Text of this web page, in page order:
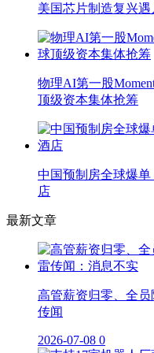
美国芯片制造复兴
物理AI第一股
顶级资本集体抢筹
中国预制房全球爆
店
最新文章
高管薪资归零、全
传闻
2026-07-08 0